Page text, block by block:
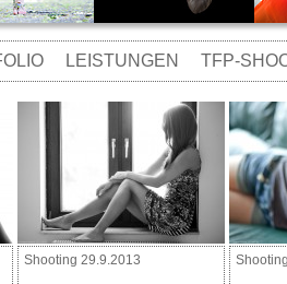
LEISTUNGEN TFP-
Shooting 29.9.2013